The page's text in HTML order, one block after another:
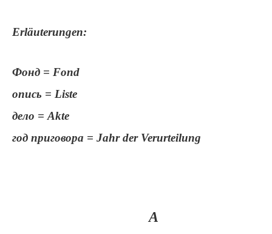
Erläuterungen:
Фонд = Fond
опись = Liste
дело = Akte
год приговора = Jahr der Verurteilung
А